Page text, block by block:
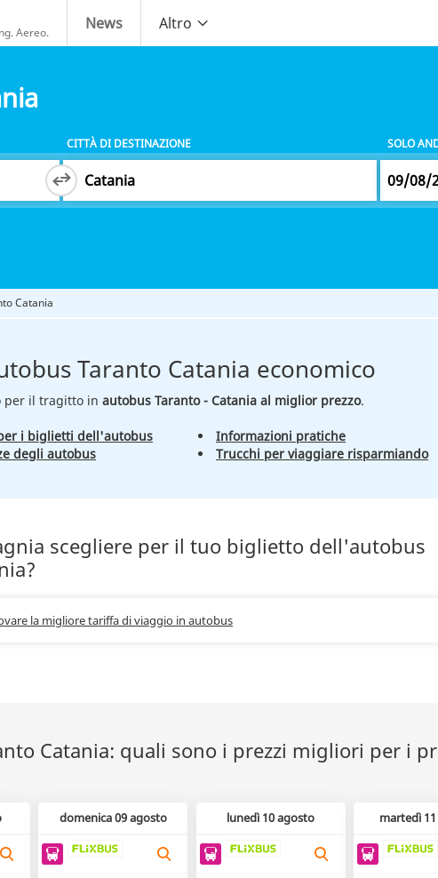
Aereo. News Altro
CITTÀ DI DESTINAZIONE
Catania
Taranto Catania economico
per il tragitto in autobus Taranto - Catania al miglior prezzo.
i biglietti dell'autobus
degli autobus
Informazioni pratiche
Trucchi per viaggiare risparmiando
scegliere per il tuo biglietto dell'autobus
la migliore tariffa di viaggio in autobus
Catania: quali sono i prezzi migliori per i
domenica 09 agosto lunedì 10 agosto martedì